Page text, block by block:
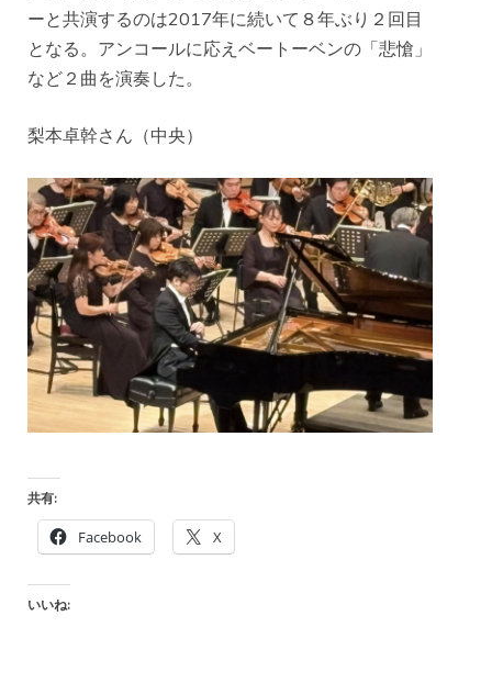
ーと共演するのは2017年に続いて８年ぶり２回目
となる。アンコールに応えベートーベンの「悲愴」
など２曲を演奏した。
梨本卓幹さん（中央）
共有:
Facebook X
いいね: